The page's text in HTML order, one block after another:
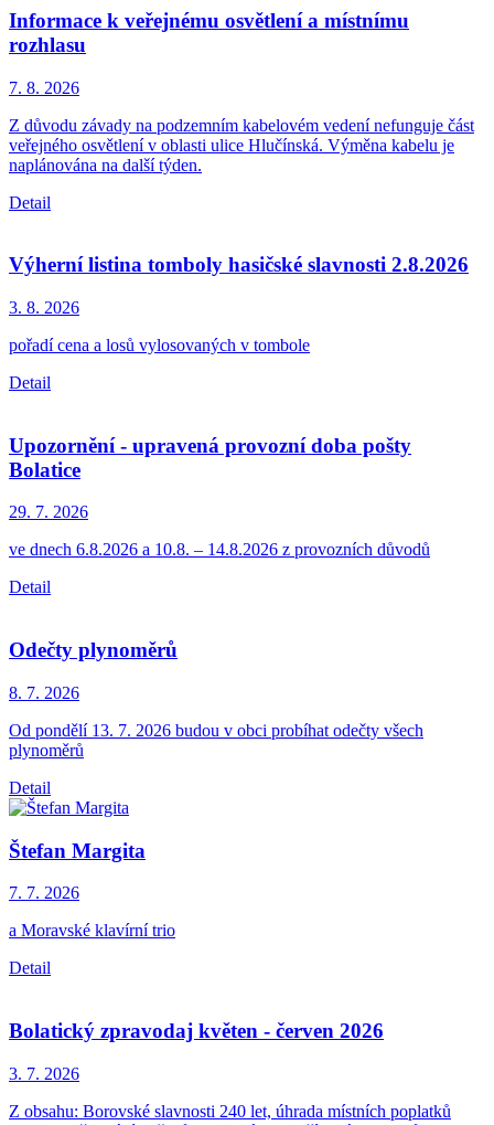
Informace k veřejnému osvětlení a místnímu
rozhlasu
7. 8. 2026
Z důvodu závady na podzemním kabelovém vedení nefunguje část
veřejného osvětlení v oblasti ulice Hlučínská. Výměna kabelu je
naplánována na další týden.
Detail
Výherní listina tomboly hasičské slavnosti 2.8.2026
3. 8. 2026
pořadí cena a losů vylosovaných v tombole
Detail
Upozornění - upravená provozní doba pošty
Bolatice
29. 7. 2026
ve dnech 6.8.2026 a 10.8. – 14.8.2026 z provozních důvodů
Detail
Odečty plynoměrů
8. 7. 2026
Od pondělí 13. 7. 2026 budou v obci probíhat odečty všech
plynoměrů
Detail
Štefan Margita
7. 7. 2026
a Moravské klavírní trio
Detail
Bolatický zpravodaj květen - červen 2026
3. 7. 2026
Z obsahu: Borovské slavnosti 240 let, úhrada místních poplatků